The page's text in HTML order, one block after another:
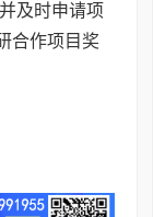
及时申请项
合作项目奖